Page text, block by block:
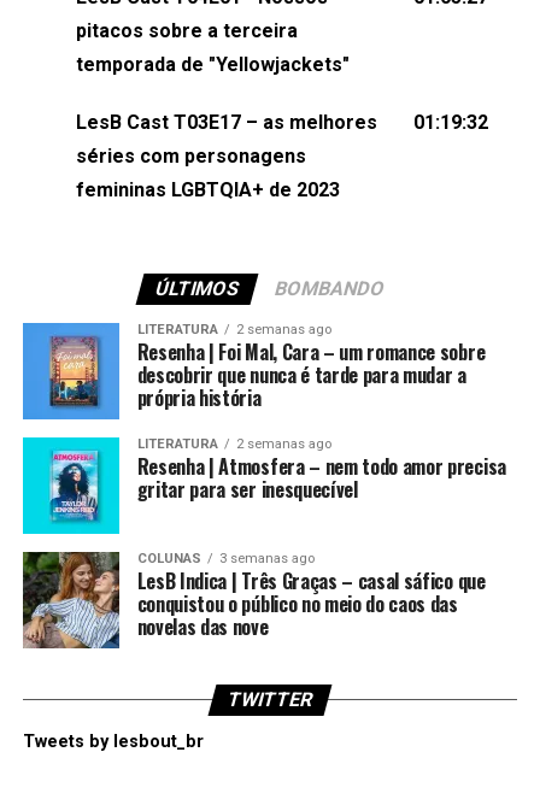
(⁠⁠⁠⁠@brunarfentanes⁠⁠⁠⁠) e Pollyelly FlorêncioEdição de
Naiady Machado
pitacos sobre a terceira
temporada de "Yellowjackets"
LesB Cast T03E17 – as melhores
séries com personagens
femininas LGBTQIA+ de 2023
01:19:32
ÚLTIMOS BOMBANDO
LITERATURA 2 semanas ago
Resenha | Foi Mal, Cara – um romance sobre
descobrir que nunca é tarde para mudar a
própria história
LITERATURA 2 semanas ago
Resenha | Atmosfera – nem todo amor precisa
gritar para ser inesquecível
COLUNAS 3 semanas ago
LesB Indica | Três Graças – casal sáfico que
conquistou o público no meio do caos das
novelas das nove
TWITTER
Tweets by lesbout_br